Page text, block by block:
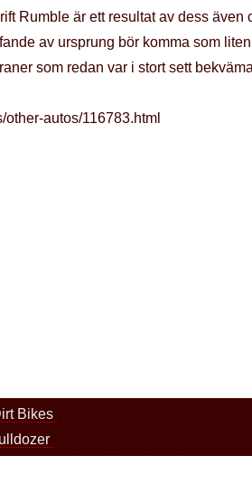
Rumble är ett resultat av dess även
av ursprung bör komma som
som redan var i stort sett
autos/116783.html
Bikes